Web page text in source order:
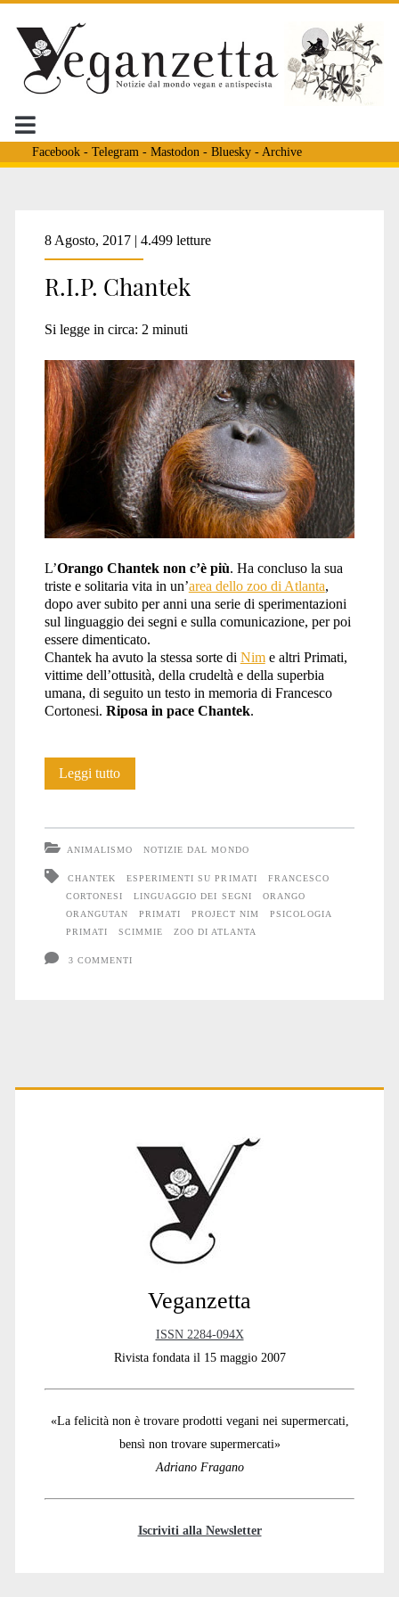
Facebook- Telegram - Mastodon - Bluesky- Archive
Tag:
<span>linguaggio
dei
segni</span>
8 Agosto, 2017 | 4.499 letture
R.I.P. Chantek
Si legge in circa: 2 minuti
L’Orango Chantek non c’è più. Ha concluso la sua
triste e solitaria vita in un’area dello zoo di Atlanta,
dopo aver subito per anni una serie di sperimentazioni
sul linguaggio dei segni e sulla comunicazione, per poi
essere dimenticato.
Chantek ha avuto la stessa sorte di Nime altri Primati,
vittime dell’ottusità, della crudeltà e della superbia
umana, di seguito un testo in memoria di Francesco
Cortonesi. Riposa in pace Chantek.
Leggi tuttoR.I.P.
ANIMALISMO NOTIZIE DAL MONDO
CHANTEK ESPERIMENTI SU PRIMATI
FRANCESCO
CORTONESI
LINGUAGGIO DEI SEGNI
ORANGO
ORANGUTAN
PRIMATI PROJECT NIM
PSICOLOGIA
PRIMATI
SCIMMIE ZOO DI ATLANTA
3 COMMENTI
Primary
Veganzetta
ISSN 2284-094X
Rivista fondata il 15 maggio 2007
«La felicità non è trovare prodotti vegani nei supermercati,
bensì non trovare supermercati»
Adriano Fragano
Iscriviti alla Newsletter